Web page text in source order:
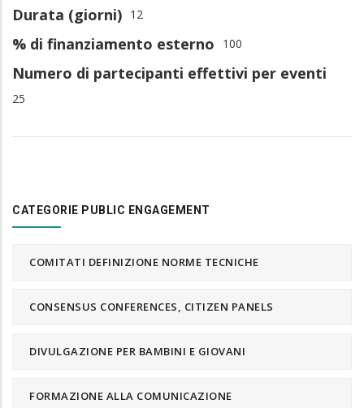
Durata (giorni) 12
% di finanziamento esterno 100
Numero di partecipanti effettivi per eventi
25
CATEGORIE PUBLIC ENGAGEMENT
COMITATI DEFINIZIONE NORME TECNICHE
CONSENSUS CONFERENCES, CITIZEN PANELS
DIVULGAZIONE PER BAMBINI E GIOVANI
FORMAZIONE ALLA COMUNICAZIONE